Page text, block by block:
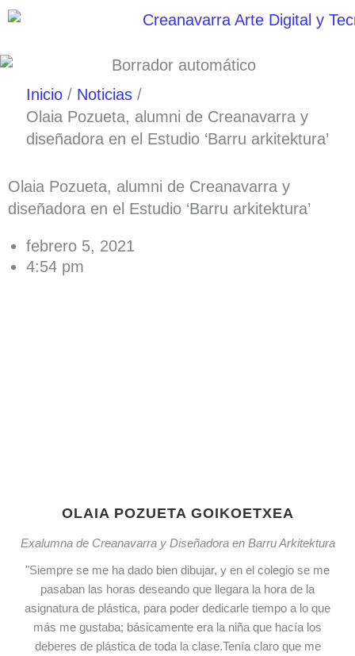
Ir
contenido
Inicio
Noticias
Olaia Pozueta, alumni de Creanavarra y
diseñadora en el Estudio ‘Barru arkitektura’
Olaia Pozueta, alumni de Creanavarra y
diseñadora en el Estudio ‘Barru arkitektura’
febrero 5, 2021
4:54 pm
OLAIA POZUETA GOIKOETXEA
Exalumna de Creanavarra y Diseñadora en Barru Arkitektura
"Siempre se me ha dado bien dibujar, y en el colegio se me
pasaban las horas deseando que llegara la hora de la
asignatura de plástica, para poder dedicarle tiempo a lo que
más me gustaba; básicamente era la niña que hacía los
deberes de plástica de toda la clase.Tenía claro que me